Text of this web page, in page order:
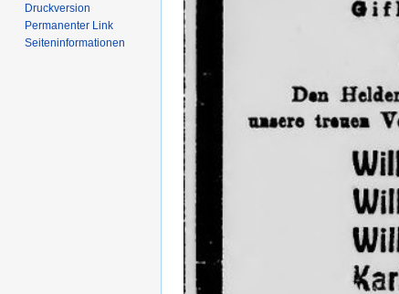
Druckversion
Permanenter Link
Seiten­informationen